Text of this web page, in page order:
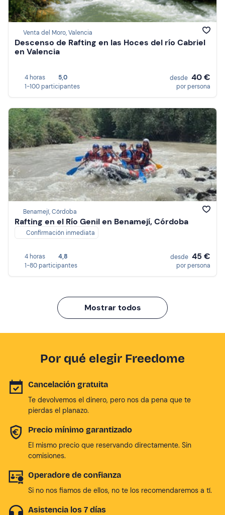
Venta del Moro, Valencia
Descenso de Rafting en las Hoces del río Cabriel
en Valencia
4 horas
5,0
1-100 participantes
desde 40 €
por persona
Benamejí, Córdoba
Rafting en el Río Genil en Benamejí, Córdoba
Confirmación inmediata
4 horas
4,8
1-80 participantes
desde 45 €
por persona
Mostrar todos
Por qué elegir Freedome
Cancelación gratuita
Te devolvemos el dinero, pero nos da pena que te
pierdas el planazo.
Precio mínimo garantizado
El mismo precio que reservando directamente. Sin
comisiones.
Operadore de confianza
Si no nos fiamos de ellos, no te los recomendaremos a tí.
Asistencia los 7 días